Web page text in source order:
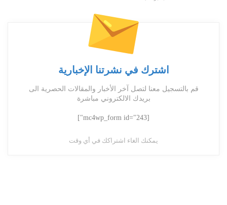
اشترك في نشرتنا الإخبارية
قم بالتسجيل معنا لتصل آخر الأخبار والمقالات الحصرية الى
بريدك الالكتروني مباشرة
[mc4wp_form id="243"]
يمكنك الغاء اشتراكك في أي وقت